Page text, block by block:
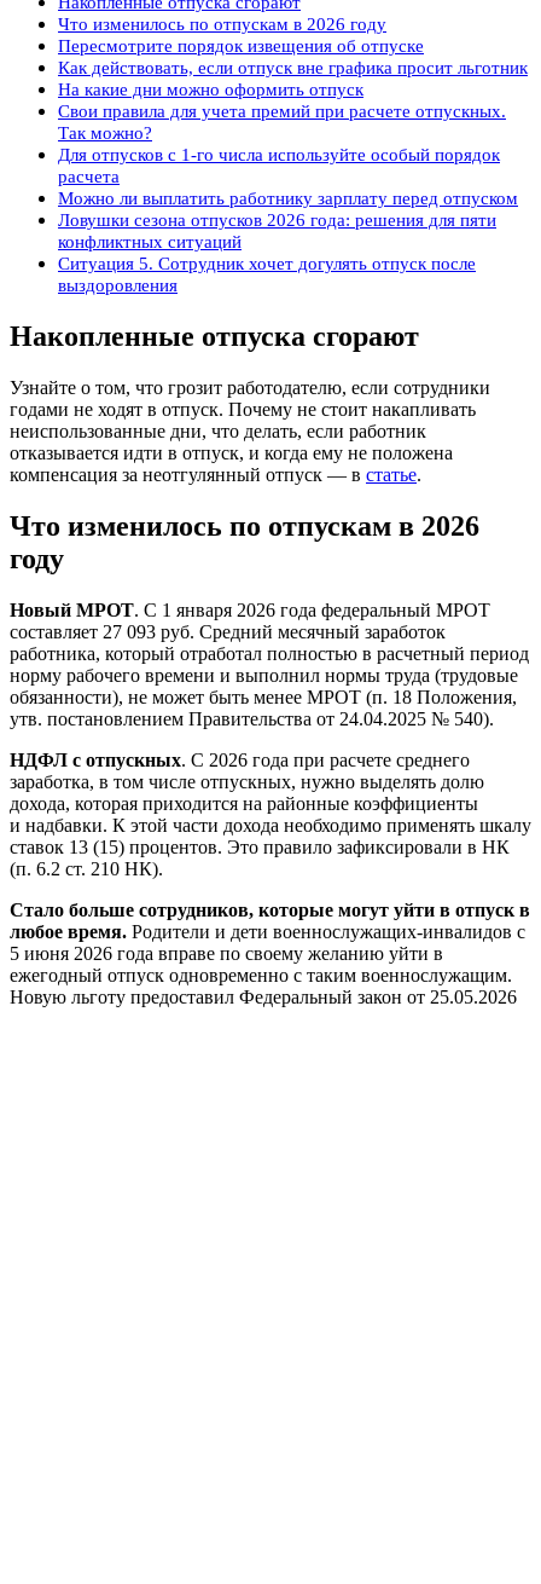
Что изменилось по отпускам в 2026 году
Пересмотрите порядок извещения об отпуске
Как действовать, если отпуск вне графика просит льготник
На какие дни можно оформить отпуск
Свои правила для учета премий при расчете отпускных.
Так можно?
Для отпусков с 1-го числа используйте особый порядок
расчета
Можно ли выплатить работнику зарплату перед отпуском
Ловушки сезона отпусков 2026 года: решения для пяти
конфликтных ситуаций
Ситуация 5. Сотрудник хочет догулять отпуск после
выздоровления
Накопленные отпуска сгорают
Узнайте о том, что грозит работодателю, если сотрудники
годами не ходят в отпуск. Почему не стоит накапливать
неиспользованные дни, что делать, если работник
отказывается идти в отпуск, и когда ему не положена
компенсация за неотгулянный отпуск — в статье.
Что изменилось по отпускам в 2026
году
Новый МРОТ. С 1 января 2026 года федеральный МРОТ
составляет 27 093 руб. Средний месячный заработок
работника, который отработал полностью в расчетный период
норму рабочего времени и выполнил нормы труда (трудовые
обязанности), не может быть менее МРОТ (п. 18 Положения,
утв. постановлением Правительства от 24.04.2025 № 540).
НДФЛ с отпускных. С 2026 года при расчете среднего
заработка, в том числе отпускных, нужно выделять долю
дохода, которая приходится на районные коэффициенты
и надбавки. К этой части дохода необходимо применять шкалу
ставок 13 (15) процентов. Это правило зафиксировали в НК
(п. 6.2 ст. 210 НК).
Стало больше сотрудников, которые могут уйти в отпуск в
любое время. Родители и дети военнослужащих-инвалидов с
5 июня 2026 года вправе по своему желанию уйти в
ежегодный отпуск одновременно с таким военнослужащим.
Новую льготу предоставил Федеральный закон от 25.05.2026